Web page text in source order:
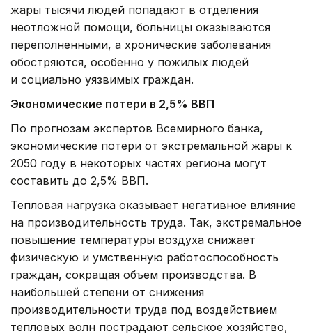
жары тысячи людей попадают в отделения
неотложной помощи, больницы оказываются
переполненными, а хронические заболевания
обостряются, особенно у пожилых людей
и социально уязвимых граждан.
Экономические потери в 2,5% ВВП
По прогнозам экспертов Всемирного банка,
экономические потери от экстремальной жары к
2050 году в некоторых частях региона могут
составить до 2,5% ВВП.
Тепловая нагрузка оказывает негативное влияние
на производительность труда. Так, экстремальное
повышение температуры воздуха снижает
физическую и умственную работоспособность
граждан, сокращая объем производства. В
наибольшей степени от снижения
производительности труда под воздействием
тепловых волн пострадают сельское хозяйство,